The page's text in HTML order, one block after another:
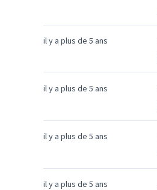
il y a plus de 5 ans
il y a plus de 5 ans
il y a plus de 5 ans
il y a plus de 5 ans